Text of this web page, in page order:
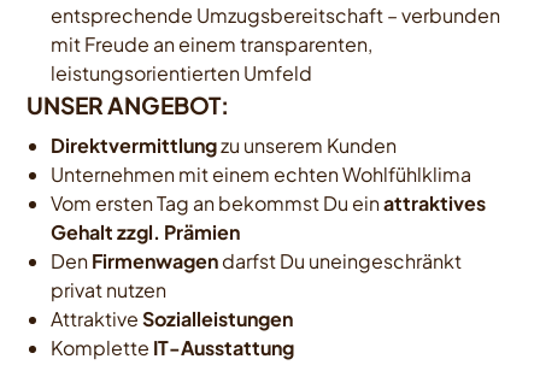
entsprechende Umzugsbereitschaft – verbunden
mit Freude an einem transparenten,
leistungsorientierten Umfeld
UNSER ANGEBOT:
Direktvermittlungzu unserem Kunden
Unternehmen mit einem echten Wohlfühlklima
Vom ersten Tag an bekommst Du einattraktives
Gehalt zzgl. Prämien
DenFirmenwagendarfst Du uneingeschränkt
privat nutzen
AttraktiveSozialleistungen
Komplette IT-Ausstattung